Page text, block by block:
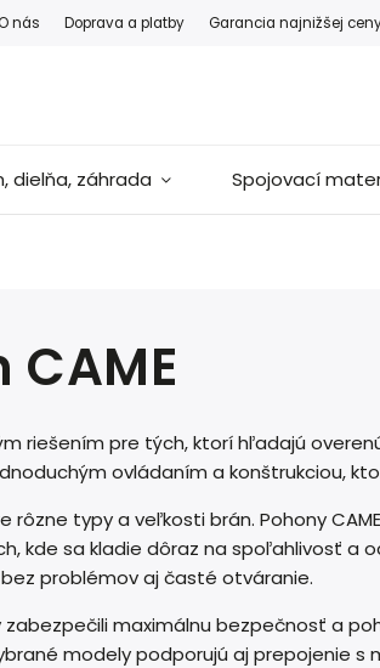
nás Doprava a platby Garancia najnižšej
dielňa, záhrada Spojovací
riešením pre tých, ktorí hľadajú
ovládaním a konštrukciou,
rôzne typy a veľkosti brán. Pohony
kde sa kladie dôraz na spoľahlivosť a
problémov aj časté otváranie.
zabezpečili maximálnu bezpečnosť a
modely podporujú aj prepojenie